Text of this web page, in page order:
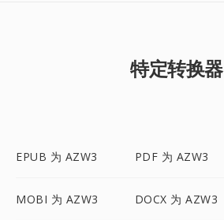
特定转换器
EPUB 为 AZW3 PDF 为 AZW3
MOBI 为 AZW3 DOCX 为 AZW3